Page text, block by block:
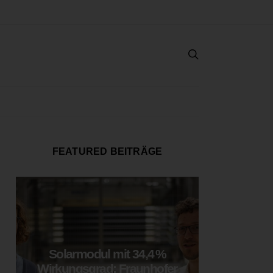
FEATURED BEITRÄGE
Solarmodul mit 34,4 %
Wirkungsgrad: Fraunhofer